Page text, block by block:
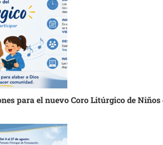
para el nuevo Coro Litúrgico de Niños